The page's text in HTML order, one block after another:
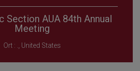
Section AUA 84th Annual
Meeting
Ort : ., United States